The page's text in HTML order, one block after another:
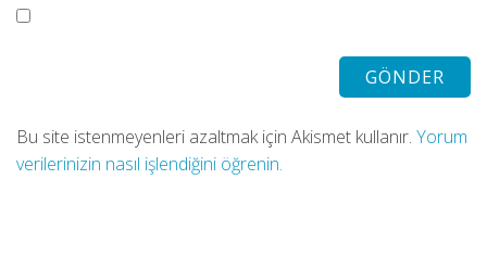
Bu site istenmeyenleri azaltmak için Akismet kullanır. Yorum
verilerinizin nasıl işlendiğini öğrenin.